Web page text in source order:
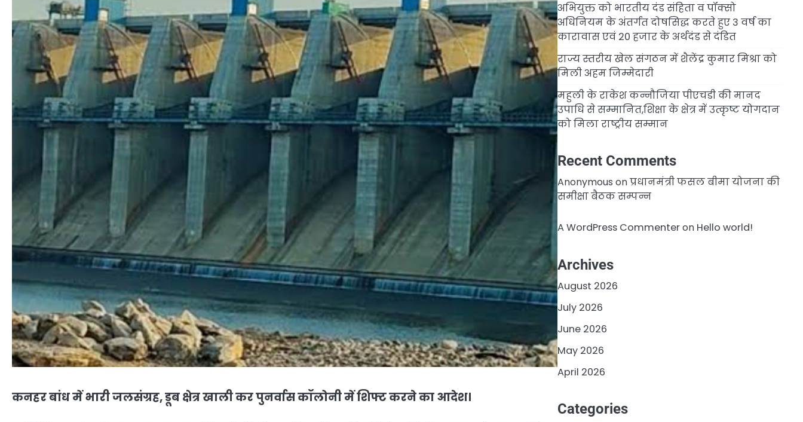
कनहर बांध में भारी जलसंग्रह, डूब क्षेत्र खाली कर पुनर्वास कॉलोनी में शिफ्ट करने का आदेश।
अभियुक्त को भारतीय दंड संहिता व पॉक्सो
अधिनियम के अंतर्गत दोषसिद्ध करते हुए 3 वर्ष का
कारावास एवं 20 हजार के अर्थदंड से दंडित
राज्य स्तरीय खेल संगठन में शैलेंद्र कुमार मिश्रा को
मिली अहम जिम्मेदारी
महुली के राकेश कन्नौजिया पीएचडी की मानद
उपाधि से सम्मानित,शिक्षा के क्षेत्र में उत्कृष्ट योगदान
को मिला राष्ट्रीय सम्मान
Recent Comments
Anonymous onप्रधानमंत्री फसल बीमा योजना की
समीक्षा बैठक सम्पन्न
A WordPress Commenteron Hello world!
Archives
August 2026
July 2026
June 2026
May 2026
April 2026
Categories